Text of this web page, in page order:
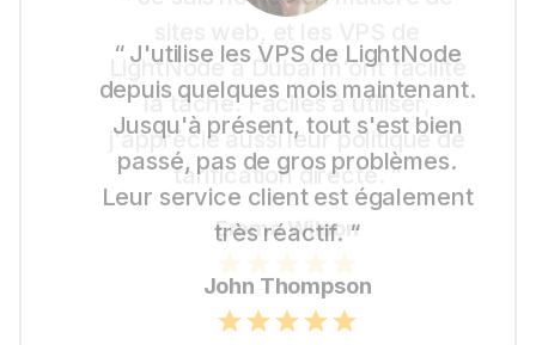
sites web, et les VPS de
LightNode à Dubaï m'ont facilité
la tâche. Faciles à utiliser,
j'apprécie aussi leur politique de
tarification directe. “